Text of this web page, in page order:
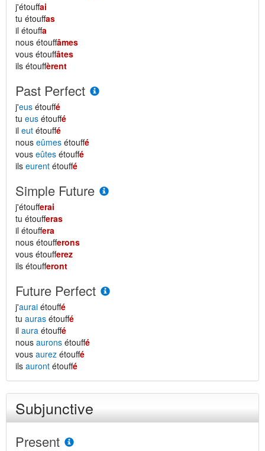
j'étouffai
tu étouffas
il étouffa
nous étouffâmes
vous étouffâtes
ils étouffèrent
Past Perfect
j'eus étouffé
tu eus étouffé
il eut étouffé
nous eûmes étouffé
vous eûtes étouffé
ils eurent étouffé
Simple Future
j'étoufferai
tu étoufferas
il étouffera
nous étoufferons
vous étoufferez
ils étoufferont
Future Perfect
j'aurai étouffé
tu auras étouffé
il aura étouffé
nous aurons étouffé
vous aurez étouffé
ils auront étouffé
Subjunctive
Present